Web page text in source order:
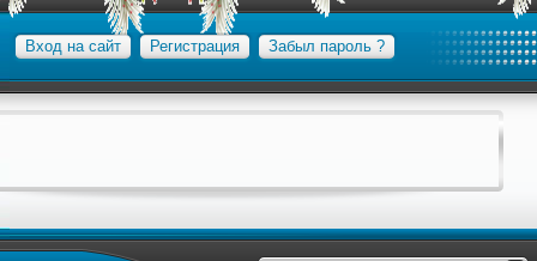
Вход на сайт Регистрация Забыл пароль ?